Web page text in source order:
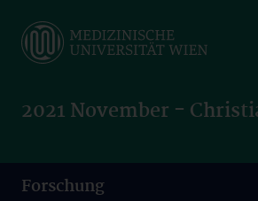
main
2021 November -
Forschung